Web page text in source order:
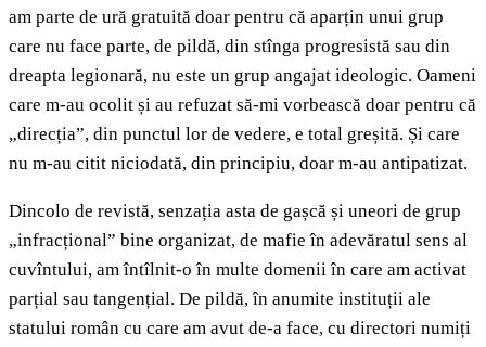
am parte de ură gratuită doar pentru că aparțin unui grup
care nu face parte, de pildă, din stînga progresistă sau din
dreapta legionară, nu este un grup angajat ideologic. Oameni
care m-au ocolit și au refuzat să-mi vorbească doar pentru că
„direcția”, din punctul lor de vedere, e total greșită. Și care
nu m-au citit niciodată, din principiu, doar m-au antipatizat.
Dincolo de revistă, senzația asta de gașcă și uneori de grup
„infracțional” bine organizat, de mafie în adevăratul sens al
cuvîntului, am întîlnit-o în multe domenii în care am activat
parțial sau tangențial. De pildă, în anumite instituții ale
statului român cu care am avut de-a face, cu directori numiți